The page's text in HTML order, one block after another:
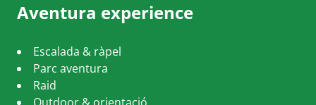
Aventura experience
Escalada & ràpel
Parc aventura
Raid